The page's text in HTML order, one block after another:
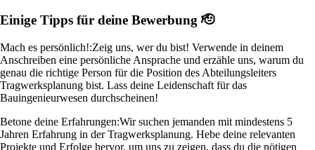
Einige Tipps für deine Bewerbung 🫡
Mach es persönlich!:Zeig uns, wer du bist! Verwende in deinem
Anschreiben eine persönliche Ansprache und erzähle uns, warum du
genau die richtige Person für die Position des Abteilungsleiters
Tragwerksplanung bist. Lass deine Leidenschaft für das
Bauingenieurwesen durchscheinen!
Betone deine Erfahrungen:Wir suchen jemanden mit mindestens 5
Jahren Erfahrung in der Tragwerksplanung. Hebe deine relevanten
Projekte und Erfolge hervor, um uns zu zeigen, dass du die nötigen